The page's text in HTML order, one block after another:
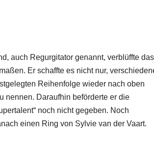
auch Regurgitator genannt, verblüffte das
Er schaffte es nicht nur,
Reihenfolge wieder nach oben
nennen. Daraufhin beförderte er die
noch nicht gegeben. Noch
einen Ring von Sylvie van der Vaart.